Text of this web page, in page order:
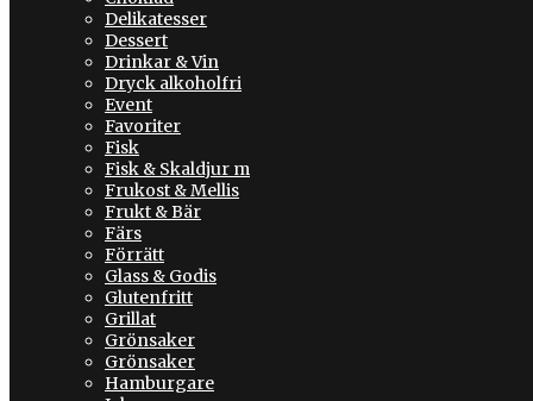
Delikatesser
Dessert
Drinkar & Vin
Dryck alkoholfri
Event
Favoriter
Fisk
Fisk & Skaldjur m
Frukost & Mellis
Frukt & Bär
Färs
Förrätt
Glass & Godis
Glutenfritt
Grillat
Grönsaker
Grönsaker
Hamburgare